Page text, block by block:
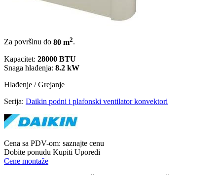
Za površinu do 80 m2.
Kapacitet: 28000 BTU
Snaga hlađenja: 8.2 kW
Hlađenje / Grejanje
Serija: Daikin podni i plafonski ventilator konvektori
Cena sa PDV-om: saznajte cenu
Dobite ponudu Kupiti Uporedi
Cene montaže